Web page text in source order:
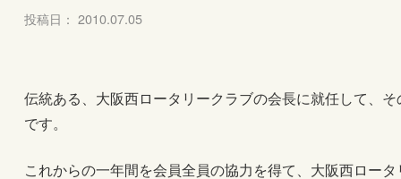
投稿日： 2010.07.05
伝統ある、大阪西ロータリークラブの会長に就任して、
です。
これからの一年間を会員全員の協力を得て、大阪西ロー